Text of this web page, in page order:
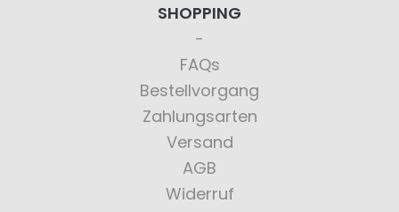
SHOPPING
FAQs
Bestellvorgang
Zahlungsarten
Versand
AGB
Widerruf